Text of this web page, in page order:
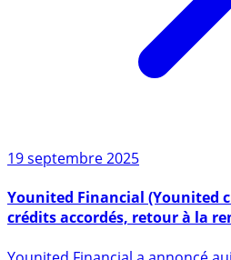
19 septembre 2025
crédits accordés, retour à la